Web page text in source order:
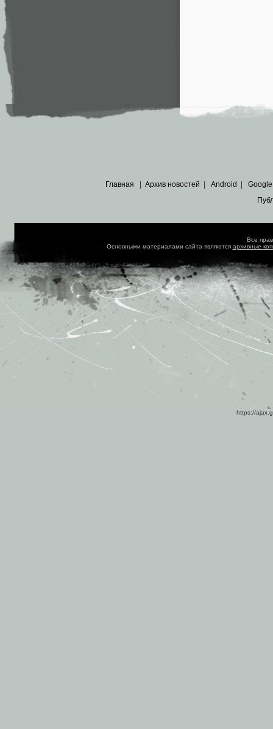
Главная Архив новостей Android Google
Все
Основными материалами сайта являются архивные
https://